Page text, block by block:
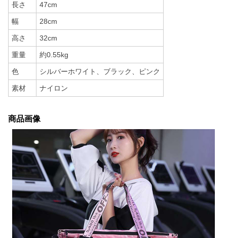
長さ 47cm
幅 28cm
高さ 32cm
重量 約0.55kg
色 シルバーホワイト、ブラック、ピンク
素材 ナイロン
商品画像